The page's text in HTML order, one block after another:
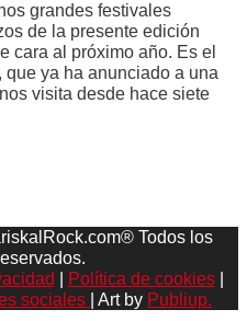
grandes festivales
de la presente edición
cara al próximo año. Es el
ya ha anunciado a una
visita desde hace siete
Todos los
Política de cookies|
sociales
| Art by Publiup.